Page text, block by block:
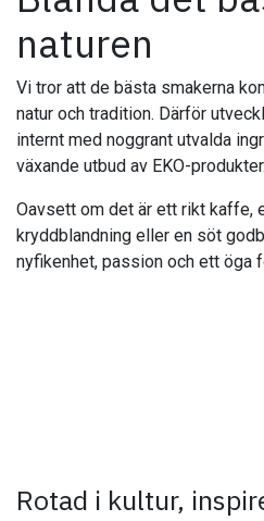
naturen
Vi tror att de bästa smakerna
natur och tradition. Därför
internt med noggrant utvalda
växande utbud av EKO-produkter.
Oavsett om det är ett rikt kaffe,
kryddblandning eller en söt
nyfikenhet, passion och ett öga
Rotad i kultur,